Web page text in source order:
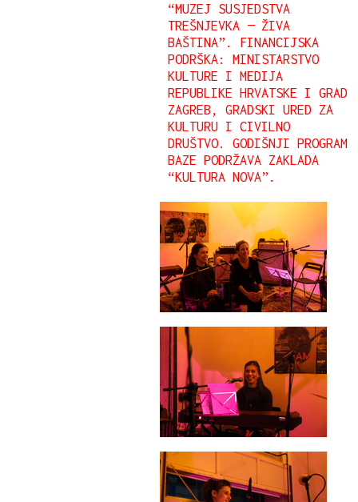
“MUZEJ SUSJEDSTVA
TREŠNJEVKA — ŽIVA
BAŠTINA”. FINANCIJSKA
PODRŠKA: MINISTARSTVO
KULTURE I MEDIJA
REPUBLIKE HRVATSKE I GRAD
ZAGREB, GRADSKI URED ZA
KULTURU I CIVILNO
DRUŠTVO. GODIŠNJI PROGRAM
BAZE PODRŽAVA ZAKLADA
“KULTURA NOVA”.